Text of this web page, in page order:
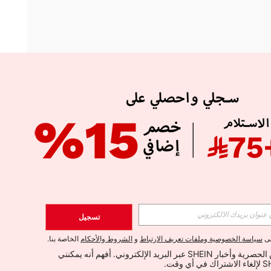
APP
الإشتراك
اشتراك
تسجيل
سياسة الخصوصية وملفات تعريف الارتباط و الشروط والأحكام الخاصة بنا.
أود تلقي العروض الحصرية وأخبار SHEIN عبر البريد الإلكتروني. أفهم أنه يمكنني